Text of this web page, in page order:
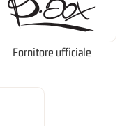
Fornitore ufficiale